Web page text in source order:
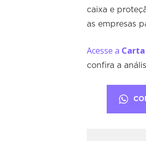
caixa e
as empresas
Acesse a
confira a